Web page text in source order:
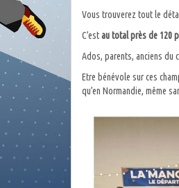
Vous trouverez tout le
C’estau total près de 120
Ados, parents, anciens du
Etre bénévole sur ces
qu’en Normandie, même